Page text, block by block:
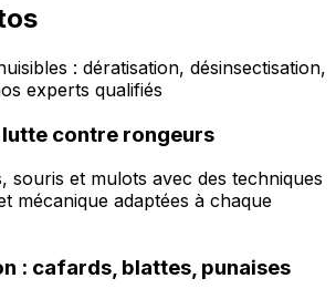
: dératisation, désinsectisation,
experts qualifiés
contre rongeurs
souris et mulots avec des techniques
mécanique adaptées à chaque
: cafards, blattes, punaises